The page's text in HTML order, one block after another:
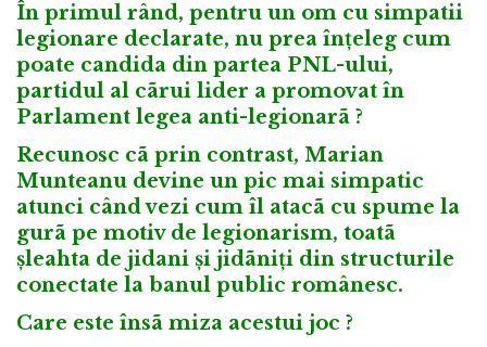
În primul rând, pentru un om cu simpatii
legionare declarate, nu prea înțeleg cum
poate candida din partea PNL-ului,
partidul al cãrui lider a promovat în
Parlament legea anti-legionarã ?
Recunosc cã prin contrast, Marian
Munteanu devine un pic mai simpatic
atunci când vezi cum îl atacã cu spume la
gurã pe motiv de legionarism, toatã
șleahta de jidani și jidãniți din structurile
conectate la banul public românesc.
Care este însã miza acestui joc ?